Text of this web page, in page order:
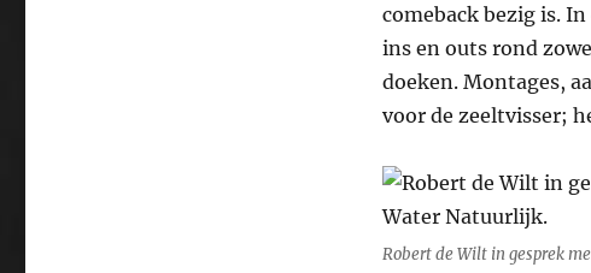
comeback bezig is.
ins en outs rond
doeken. Montages,
voor de zeeltvisser;
Robert de Wilt in gesprek